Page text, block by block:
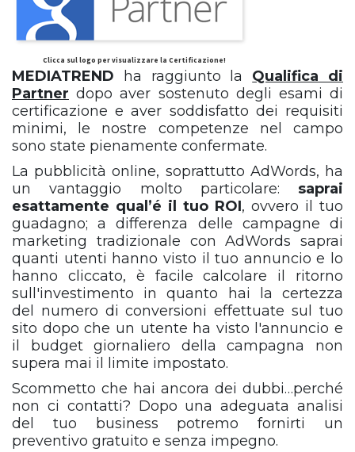
Clicca sul logo per visualizzare la Certificazione!
MEDIATREND ha raggiunto la Qualifica di
Partner dopo aver sostenuto degli esami di
certificazione e aver soddisfatto dei requisiti
minimi, le nostre competenze nel campo
sono state pienamente confermate.
La pubblicità online, soprattutto AdWords, ha
un vantaggio molto particolare: saprai
esattamente qual’é il tuo ROI, ovvero il tuo
guadagno; a differenza delle campagne di
marketing tradizionale con AdWords saprai
quanti utenti hanno visto il tuo annuncio e lo
hanno cliccato, è facile calcolare il ritorno
sull'investimento in quanto hai la certezza
del numero di conversioni effettuate sul tuo
sito dopo che un utente ha visto l'annuncio e
il budget giornaliero della campagna non
supera mai il limite impostato.
Scommetto che hai ancora dei dubbi…perché
non ci contatti? Dopo una adeguata analisi
del tuo business potremo fornirti un
preventivo gratuito e senza impegno.